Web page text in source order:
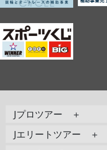
Jプロツアー ＋
Jエリートツアー ＋